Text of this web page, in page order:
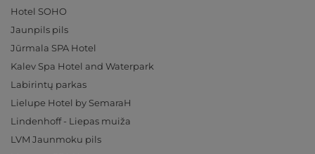
Hotel SOHO
Jaunpils pils
Jūrmala SPA Hotel
Kalev Spa Hotel and Waterpark
Labirintų parkas
Lielupe Hotel by SemaraH
Lindenhoff - Liepas muiža
LVM Jaunmoku pils